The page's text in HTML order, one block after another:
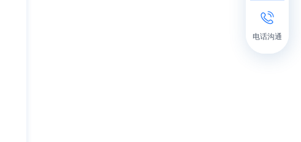
电话沟通